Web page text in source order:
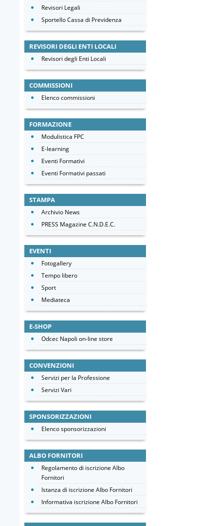
Revisori Legali
Sportello Cassa di Previdenza
REVISORI DEGLI ENTI LOCALI
Revisori degli Enti Locali
COMMISSIONI
Elenco commissioni
FORMAZIONE
Modulistica FPC
E-learning
Eventi Formativi
Eventi Formativi passati
STAMPA
Archivio News
PRESS Magazine C.N.D.E.C.
EVENTI
Fotogallery
Tempo libero
Sport
Mediateca
E-SHOP
Odcec Napoli on-line store
CONVENZIONI
Servizi per la Professione
Servizi Vari
SPONSORIZZAZIONI
Elenco sponsorizzazioni
ALBO FORNITORI
Regolamento di iscrizione Albo
Fornitori
Istanza di iscrizione Albo Fornitori
Informativa iscrizione Albo Fornitori